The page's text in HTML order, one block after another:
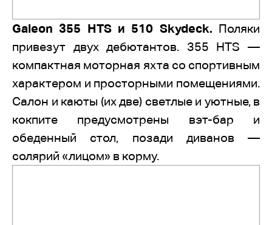
Galeon 355 HTS и 510 Skydeck. Поляки
привезут двух дебютантов. 355 HTS —
компактная моторная яхта со спортивным
характером и просторными помещениями.
Салон и каюты (их две) светлые и уютные, в
кокпите предусмотрены вэт-бар и
обеденный стол, позади диванов —
солярий «лицом» в корму.